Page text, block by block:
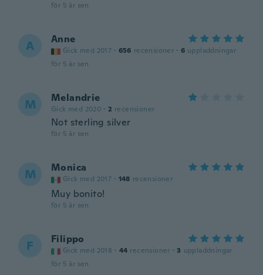
för 5 år sen
A Anne
Gick med 2017 · 656 recensioner · 6 uppladdningar
för 5 år sen
M Melandrie
Gick med 2020 · 2 recensioner
Not sterling silver
för 5 år sen
M Monica
Gick med 2017 · 148 recensioner
Muy bonito!
för 5 år sen
F Filippo
Gick med 2018 · 44 recensioner · 3 uppladdningar
för 5 år sen